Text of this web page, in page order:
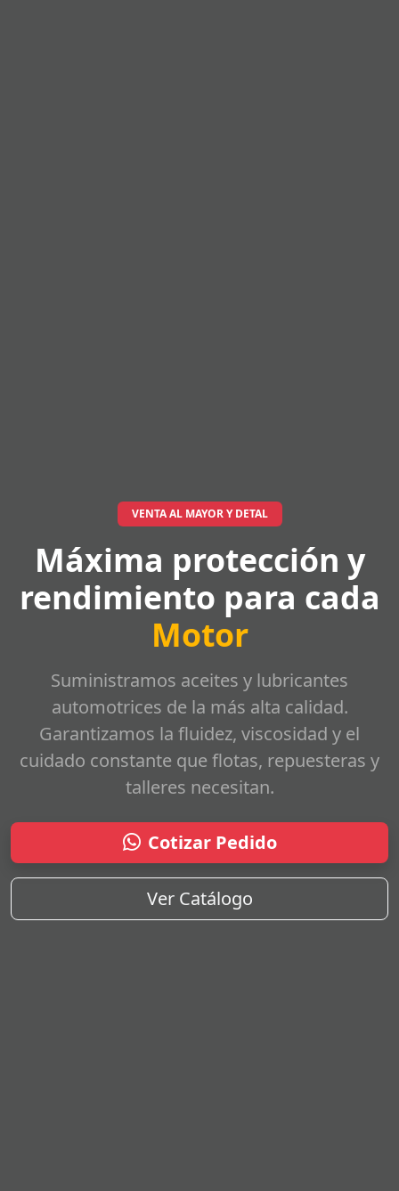
VENTA AL MAYOR Y DETAL
Máxima protección y
rendimiento para cada
Motor
Suministramos aceites y lubricantes
automotrices de la más alta calidad.
Garantizamos la fluidez, viscosidad y el
cuidado constante que flotas, repuesteras y
talleres necesitan.
Cotizar Pedido
Ver Catálogo